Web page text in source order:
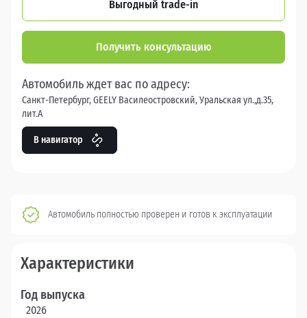
Выгодный trade-in
Получить консультацию
Автомобиль ждет вас по адресу:
Санкт-Петербург, GEELY Василеостровский, Уральская ул.,д.35,
лит.А
В навигатор
Автомобиль полностью проверен и готов к эксплуатации
Характеристики
Год выпуска
2026